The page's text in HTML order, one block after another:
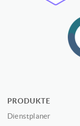
PRODUKTE
Dienstplaner